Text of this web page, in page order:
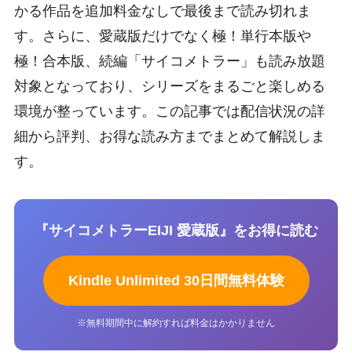
かる作品を追加料金なしで最後まで読み切れま
す。さらに、愛蔵版だけでなく極！単行本版や
極！合本版、続編「サイコメトラー」も読み放題
対象となっており、シリーズをまるごと楽しめる
環境が整っています。この記事では配信状況の詳
細から評判、お得な読み方までまとめて解説しま
す。
『サイコメトラーEIJI 愛蔵版』をお得に読む
Kindle Unlimited 30日間無料体験
※無料期間中に解約すれば料金はかかりません